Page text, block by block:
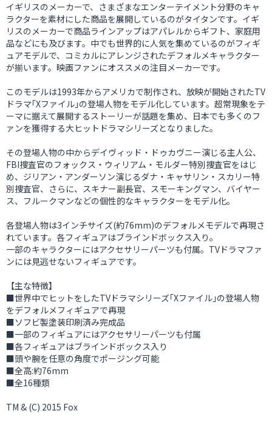
イギリスのメーカーで、さまざまなエンターテイメント分野のキャ
ラクターを素材にした商品を展開しているのがタイタンです。イギ
リスのメーカーで商品ラインアップはアパレルからギフト、家庭用
品などにも及びます。中でも世界的に人気を集めているのがフィギ
ュアモデルで、コミカルにアレンジされたデフォルメキャラクター
が揃います。映画ファンにオススメの注目メーカーです。
このモデルは1993年からアメリカで制作され、放映が開始されたTV
ドラマ｢Xファイル｣の登場人物をモデル化しています。超常現象をテ
ーマに据えて展開するストーリーが話題を集め、日本でも多くのフ
ァンを獲得する大ヒットドラマシリーズとなりました。
その登場人物の中からデイヴィッド・ドゥカヴニー演じる主人公、
FBI捜査官のフォックス・ウィリアム・モルダー特別捜査官をはじ
め、ジリアン・アンダーソン演じるダナ・キャサリン・スカリー特
別捜査官、さらに、スキナー副長官、スモーキングマン、バイヤー
ス、フルークマンなどの個性的なキャラクターをモデル化。
各登場人物は3インチサイズ(約76mm)のデフォルメモデルで再現さ
れています。各フィギュアはブラインドボックス入り。
一部のキャラクターにはアクセサリーパーツも付属。TVドラマファ
ンには見逃せないフィギュアです。
【主な特徴】
■世界中でヒットをしたTVドラマシリーズ｢Xファイル｣の登場人物
をデフォルメフィギュアで再現
■ソフビ製塗装印刷済み完成品
■一部のフィギュアにはアクセサリーパーツも付属
■各フィギュアはブラインドボックス入り
■頭や腕を任意の角度でポージング可能
■全高:約76mm
■全16種類
TM & (C) 2015 Fox